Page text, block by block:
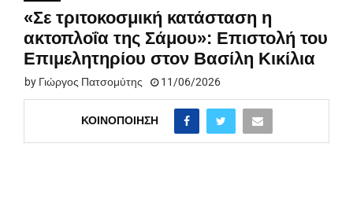
«Σε τριτοκοσμική κατάσταση η
ακτοπλοΐα της Σάμου»: Επιστολή του
Επιμελητηρίου στον Βασίλη Κικίλια
by Γιώργος Πατσομύτης 11/06/2026
ΚΟΙΝΟΠΟΊΗΣΗ